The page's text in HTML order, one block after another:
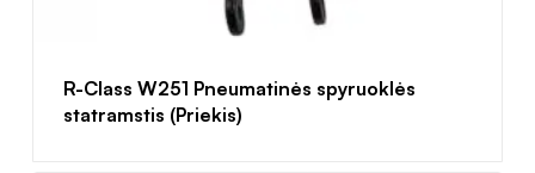
R-Class W251 Pneumatinės spyruoklės
statramstis (Priekis)